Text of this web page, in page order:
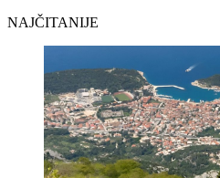
NAJČITANIJE